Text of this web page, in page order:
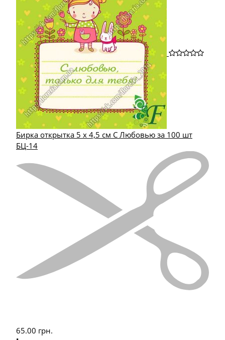
Бирка открытка 5 х 4,5 см С Любовью за 100 шт
БЦ-14
65.00 грн.